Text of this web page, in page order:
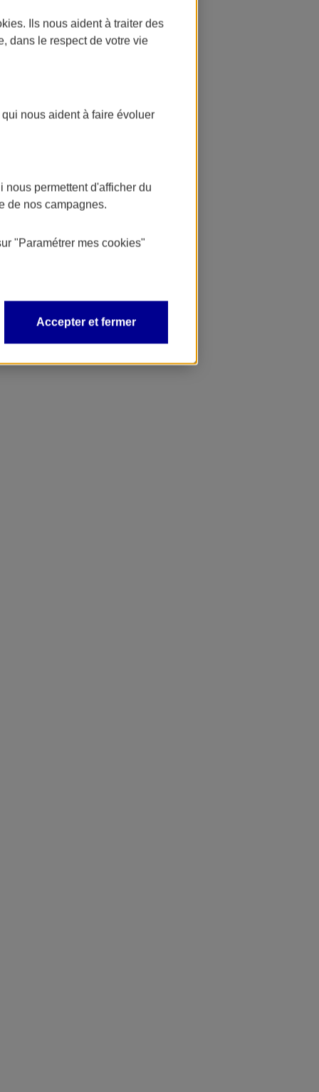
. Ils nous aident à traiter des
dans le respect de votre vie
nous aident à faire évoluer
permettent d'afficher du
de nos campagnes.
"Paramétrer mes cookies"
Accepter et fermer